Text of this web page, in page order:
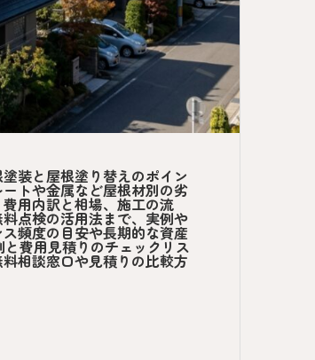
装と屋根塗り替えのポイン
トや金属など屋根材別の劣
用内訳と相場、施工の流
点検の活用法まで、実例や
頻度の目安や長期的な資産
費用見積りのチェックリス
相談窓口や見積りの比較方